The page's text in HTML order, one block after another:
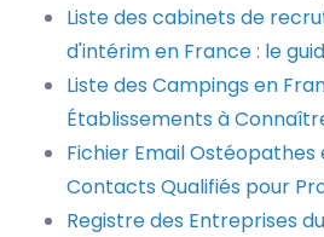
Liste des cabinets de
d'intérim en France : le
Liste des Campings en
Établissements à
Fichier Email Ostéopathes
Contacts Qualifiés pour
Registre des Entreprises